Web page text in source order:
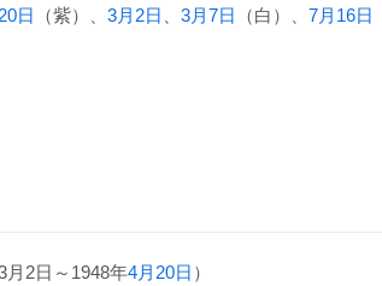
日 （紫）、 3月2日 3月7日 （白）、 7月16日
月2日～1948年4月20日 ）